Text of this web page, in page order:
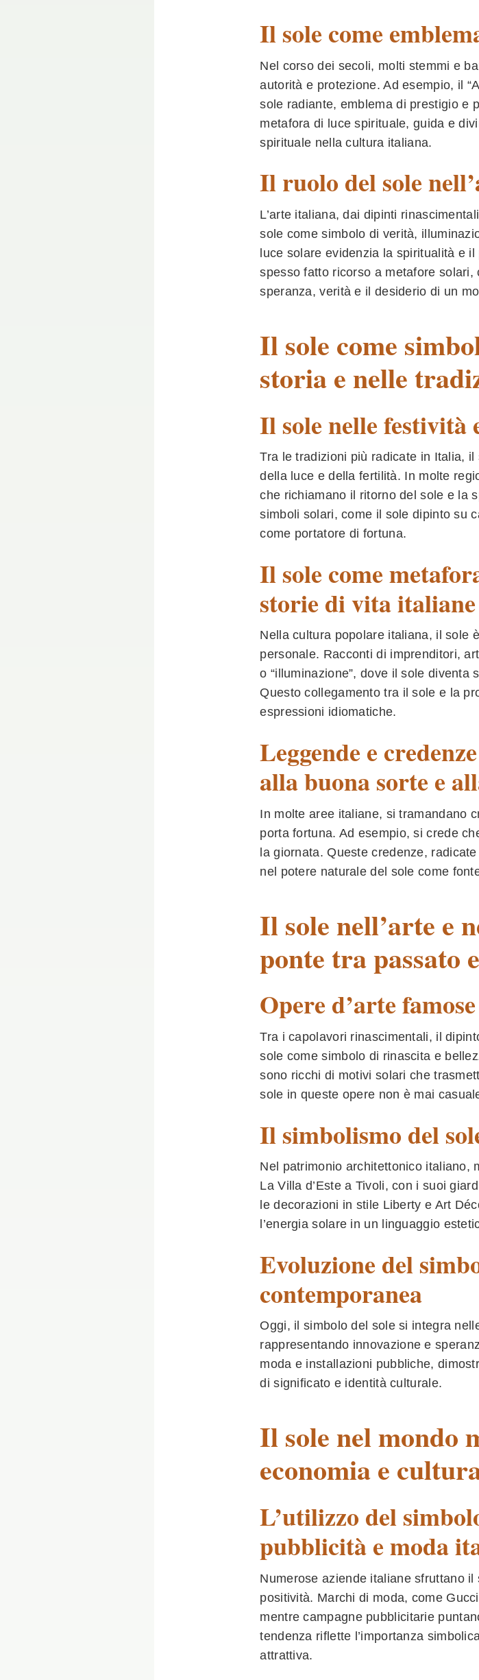
Il sole come
Nel corso dei secoli, molti stemmi e
autorità e protezione. Ad esempio, il
sole radiante, emblema di prestigio e
metafora di luce spirituale, guida e
spirituale nella cultura italiana.
Il ruolo del sole
L’arte italiana, dai dipinti
sole come simbolo di verità,
luce solare evidenzia la spiritualità e
spesso fatto ricorso a metafore
speranza, verità e il desiderio di un
Il sole come
storia e nelle
Il sole nelle
Tra le tradizioni più radicate in Italia,
della luce e della fertilità. In molte
che richiamano il ritorno del sole e la
simboli solari, come il sole dipinto su
come portatore di fortuna.
Il sole come
storie di vita italiane
Nella cultura popolare italiana, il sole
personale. Racconti di imprenditori,
o “illuminazione”, dove il sole
Questo collegamento tra il sole e la
espressioni idiomatiche.
Leggende e
alla buona sorte e
In molte aree italiane, si tramandano
porta fortuna. Ad esempio, si crede
la giornata. Queste credenze,
nel potere naturale del sole come
Il sole nell’arte e
ponte tra passato
Opere d’arte
Tra i capolavori rinascimentali, il
sole come simbolo di rinascita e
sono ricchi di motivi solari che
sole in queste opere non è mai
Il simbolismo del
Nel patrimonio architettonico italiano,
La Villa d’Este a Tivoli, con i suoi
le decorazioni in stile Liberty e Art
l’energia solare in un linguaggio
Evoluzione del
contemporanea
Oggi, il simbolo del sole si integra
rappresentando innovazione e
moda e installazioni pubbliche,
di significato e identità culturale.
Il sole nel mondo
economia e
L’utilizzo del
pubblicità e moda
Numerose aziende italiane sfruttano
positività. Marchi di moda, come
mentre campagne pubblicitarie
tendenza riflette l’importanza
attrattiva.